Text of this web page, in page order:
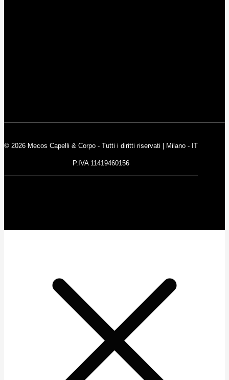
© 2026 Mecos Capelli & Corpo - Tutti i diritti riservati | Milano - IT
P.IVA 11419460156